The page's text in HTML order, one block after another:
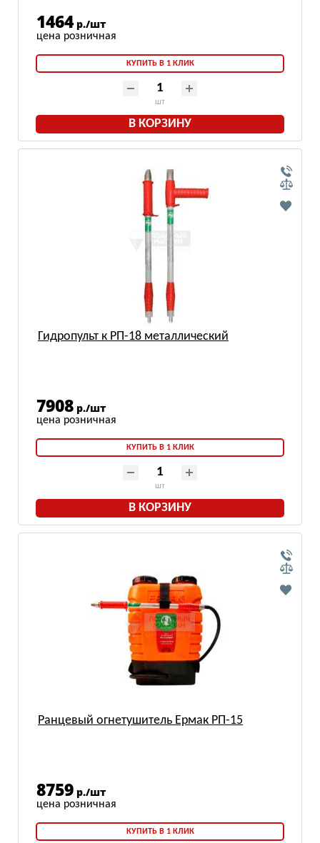
1464 р./шт
КУПИТЬ В 1 КЛИК
шт
В КОРЗИНУ
Гидропульт к РП-18 металлический
7908 р./шт
КУПИТЬ В 1 КЛИК
шт
В КОРЗИНУ
Ранцевый огнетушитель Ермак РП-15
8759 р./шт
КУПИТЬ В 1 КЛИК